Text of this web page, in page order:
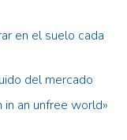
en el suelo cada
del mercado
an unfree world»